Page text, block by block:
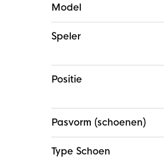
Model
Speler
Positie
Pasvorm (schoenen)
Type Schoen